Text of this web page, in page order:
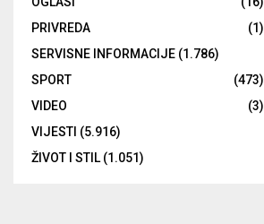
PRIVREDA
(1)
SERVISNE INFORMACIJE (1.786)
SPORT
(473)
VIDEO
(3)
VIJESTI (5.916)
ŽIVOT I STIL(1.051)